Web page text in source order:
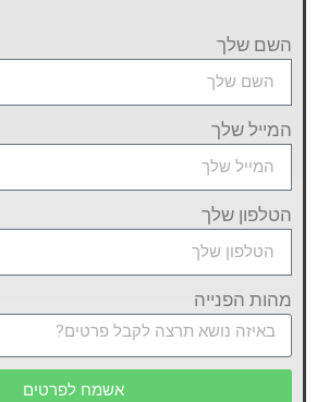
השם שלך
המייל שלך
הטלפון שלך
מהות הפנייה
אשמח לפרטים